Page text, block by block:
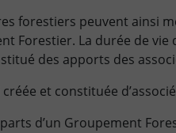
forestiers peuvent ainsi
Forestier. La durée de
des apports des
créée et constituée
d’un Groupement